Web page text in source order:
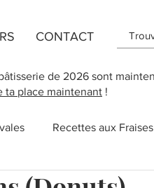
CONTACT
de 2026 sont
ta place maintenant !
Recettes aux Fraises
Cookies Recettes aux